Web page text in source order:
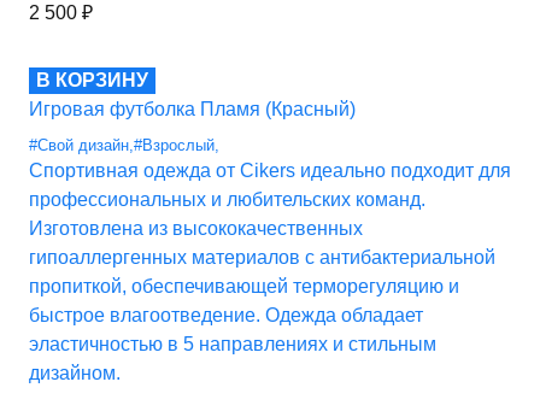
2 500 ₽
В КОРЗИНУ
Игровая футболка Пламя (Красный)
#Свой дизайн #Взрослый
Спортивная одежда от Cikers идеально подходит для
профессиональных и любительских команд.
Изготовлена из высококачественных
гипоаллергенных материалов с антибактериальной
пропиткой, обеспечивающей терморегуляцию и
быстрое влагоотведение. Одежда обладает
эластичностью в 5 направлениях и стильным
дизайном.